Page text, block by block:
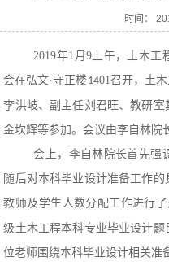
时间：
2019年1 月 9上午，土木工
会在弘文·守正楼1401召开，土
李洪岐、副主任刘君旺、教研室
金坎辉等参加。会议由李自林院
会上，李自林院长首先强
随后对本科毕业设计准备工作
教师及学生人数分配工作进行
级土木工程本科专业毕业设计
位老师围绕本科毕业设计相关准